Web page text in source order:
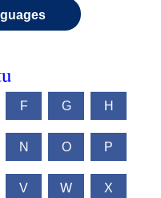
F G H
N O P
V W X